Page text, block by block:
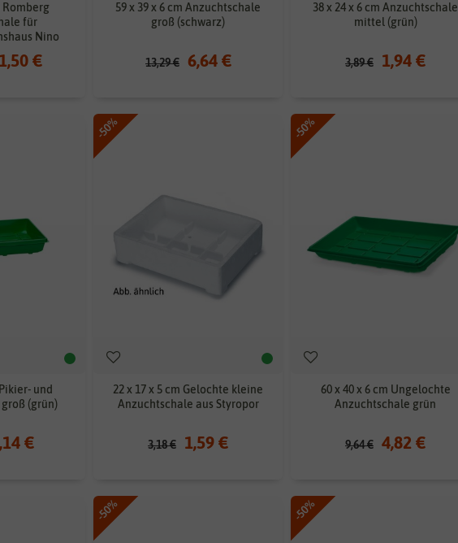
Romberg
für
Nino
€
59 x 39 x 6 cm Anzuchtschale
groß (schwarz)
13,29 € 6,64 €
38 x 24 x 6 cm Anzuchtschale
mittel (grün)
3,89 € 1,94 €
und
(grün)
€
-50%
22 x 17 x 5 cm Gelochte kleine
Anzuchtschale aus Styropor
3,18 € 1,59 €
-50%
60 x 40 x 6 cm Ungelochte
Anzuchtschale grün
9,64 € 4,82 €
-50% -50%